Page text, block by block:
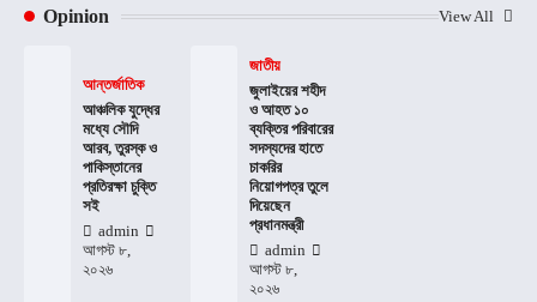
Opinion View All
আন্তর্জাতিক
আঞ্চলিক যুদ্ধের
মধ্যে সৌদি
আরব, তুরস্ক ও
পাকিস্তানের
প্রতিরক্ষা চুক্তি
সই
admin
আগস্ট ৮,
২০২৬
জাতীয়
জুলাইয়ের শহীদ
ও আহত ১০
ব্যক্তির পরিবারের
সদস্যদের হাতে
চাকরির
নিয়োগপত্র তুলে
দিয়েছেন
প্রধানমন্ত্রী
admin
আগস্ট ৮,
২০২৬